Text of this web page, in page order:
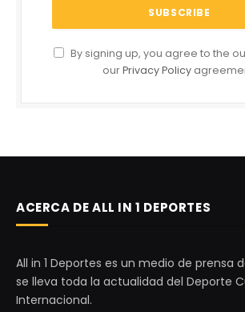
By signing up, you agree to the
ourPrivacy Policy
ACERCA DE ALL IN 1 DEPORTES
All in 1 Deportes es un medio de prensa
se lleva toda la actualidad del Deporte
Internacional.